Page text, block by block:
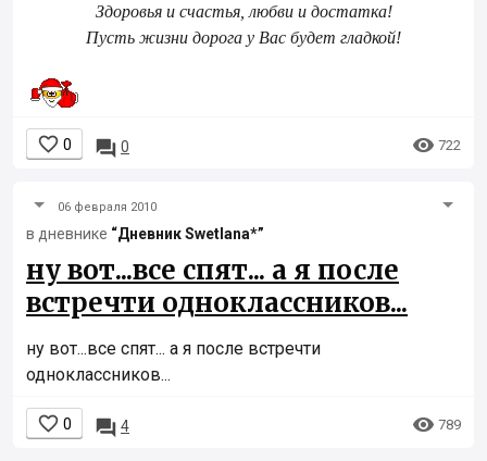
Здоровья и счастья, любви и достатка!
Пусть жизни дорога у Вас будет гладкой!
 0  0  722
06 февраля 2010
в дневнике “Дневник Swetlana*”
ну вот...все спят... а я после
встречти одноклассников...
ну вот...все спят... а я после встречти
одноклассников...
 0  4  789